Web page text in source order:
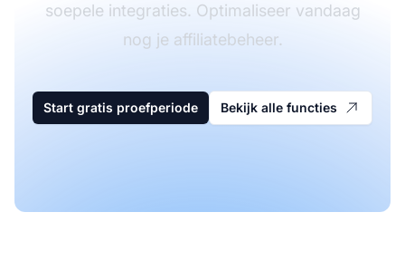
soepele integraties. Optimaliseer vandaag
nog je affiliatebeheer.
Start gratis proefperiode Bekijk alle functies